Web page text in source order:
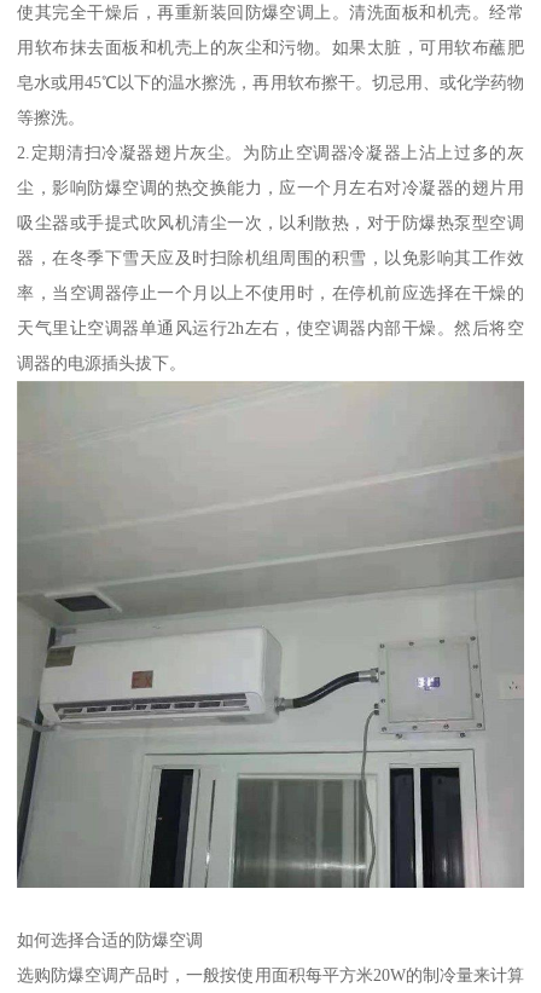
使其完全干燥后，再重新装回防爆空调上。清洗面板和机壳。经常
用软布抹去面板和机壳上的灰尘和污物。如果太脏，可用软布蘸肥
皂水或用45℃以下的温水擦洗，再用软布擦干。切忌用、或化学药物
等擦洗。
2.定期清扫冷凝器翅片灰尘。为防止空调器冷凝器上沾上过多的灰
尘，影响防爆空调的热交换能力，应一个月左右对冷凝器的翅片用
吸尘器或手提式吹风机清尘一次，以利散热，对于防爆热泵型空调
器，在冬季下雪天应及时扫除机组周围的积雪，以免影响其工作效
率，当空调器停止一个月以上不使用时，在停机前应选择在干燥的
天气里让空调器单通风运行2h左右，使空调器内部干燥。然后将空
调器的电源插头拔下。
如何选择合适的防爆空调
选购防爆空调产品时，一般按使用面积每平方米20W的制冷量来计算